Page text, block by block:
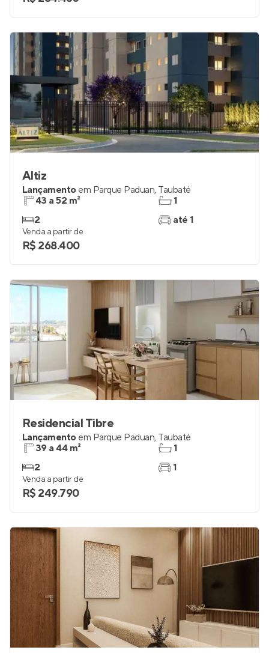
Altiz
Lançamento em Parque Paduan, Taubaté
43 a 52 m²
2
1
até 1
Venda a partir de
R$ 268.400
Residencial Tibre
Lançamento em Parque Paduan, Taubaté
39 a 44 m²
2
1
1
Venda a partir de
R$ 249.790